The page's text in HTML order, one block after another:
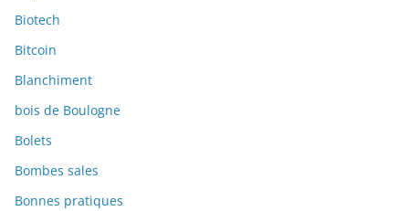
Biotech
Bitcoin
Blanchiment
bois de Boulogne
Bolets
Bombes sales
Bonnes pratiques